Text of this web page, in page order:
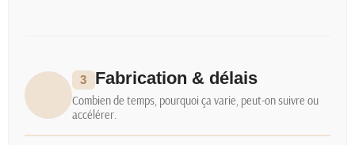
3 Fabrication & délais
Combien de temps, pourquoi ça varie, peut-on suivre ou
accélérer.